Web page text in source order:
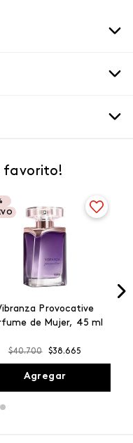
favorito!
Provocative
de Mujer, 45 ml
$40.700 $38.665
Agregar